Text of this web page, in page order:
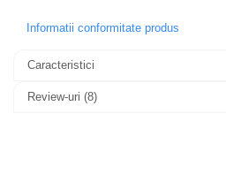
Informatii conformitate produs
Caracteristici
Review-uri (8)